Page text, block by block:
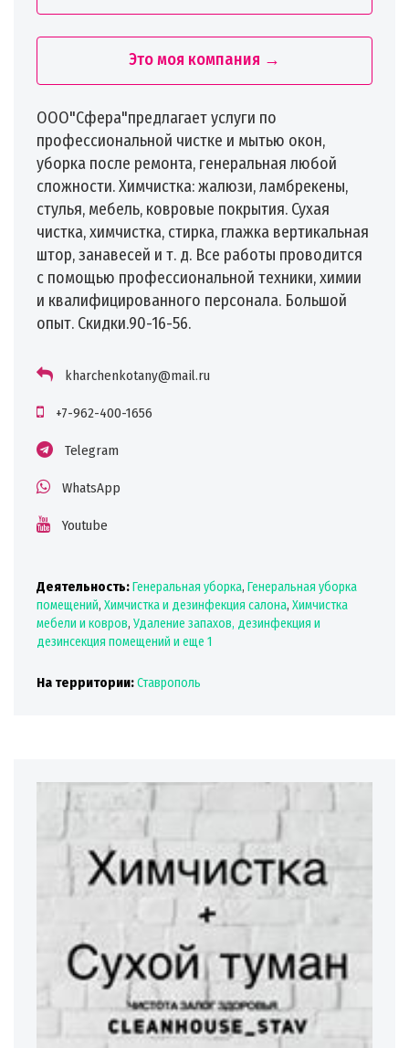
Это моя компания →
ООО"Сфера"предлагает услуги по
профессиональной чистке и мытью окон,
уборка после ремонта, генеральная любой
сложности. Химчистка: жалюзи, ламбрекены,
стулья, мебель, ковровые покрытия. Сухая
чистка, химчистка, стирка, глажка вертикальная
штор, занавесей и т. д. Все работы проводится
с помощью профессиональной техники, химии
и квалифицированного персонала. Большой
опыт. Скидки.90-16-56.
kharchenkotany@mail.ru
+7-962-400-1656
Telegram
WhatsApp
Youtube
Деятельность:Генеральная уборка, Генеральная уборка
помещений, Химчистка и дезинфекция салона, Химчистка
мебели и ковров, Удаление запахов, дезинфекция и
дезинсекция помещений и еще 1
На территории:Ставрополь